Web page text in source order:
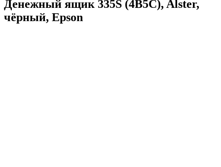
Денежный ящик 335S (4B5C), Alster,
чёрный, Epson